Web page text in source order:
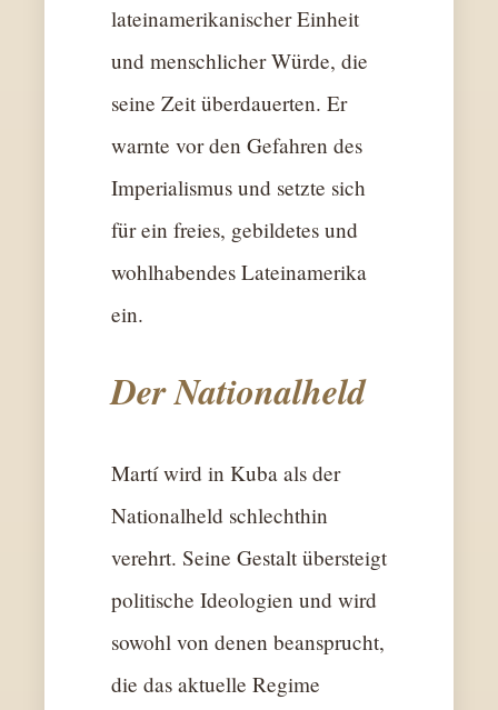
lateinamerikanischer Einheit
und menschlicher Würde, die
seine Zeit überdauerten. Er
warnte vor den Gefahren des
Imperialismus und setzte sich
für ein freies, gebildetes und
wohlhabendes Lateinamerika
ein.
Der Nationalheld
Martí wird in Kuba als der
Nationalheld schlechthin
verehrt. Seine Gestalt übersteigt
politische Ideologien und wird
sowohl von denen beansprucht,
die das aktuelle Regime